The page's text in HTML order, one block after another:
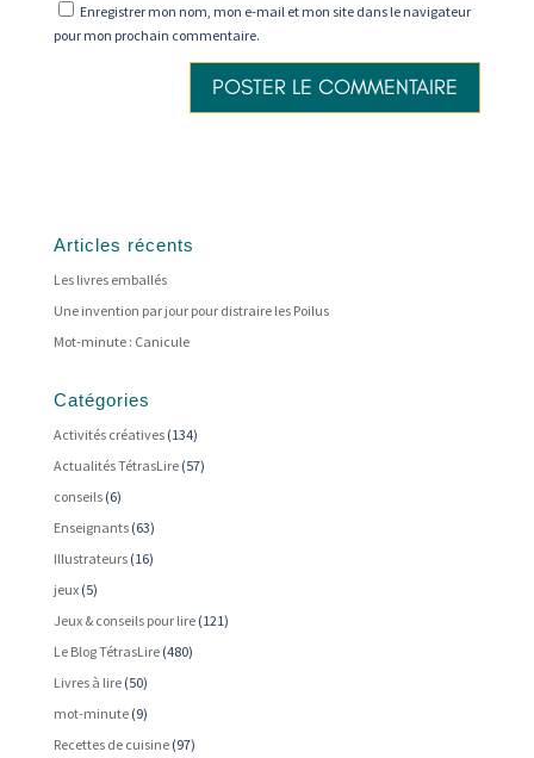
Enregistrer mon nom, mon e-mail et mon site dans le navigateur
pour mon prochain commentaire.
Articles récents
Les livres emballés
Une invention par jour pour distraire les Poilus
Mot-minute : Canicule
Catégories
Activités créatives(134)
Actualités TétrasLire(57)
conseils(6)
Enseignants(63)
Illustrateurs(16)
jeux(5)
Jeux & conseils pour lire(121)
Le Blog TétrasLire(480)
Livres à lire(50)
mot-minute(9)
Recettes de cuisine(97)